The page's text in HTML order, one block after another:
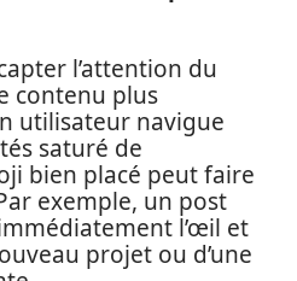
l’attention du
contenu plus
utilisateur navigue
saturé de
bien placé peut faire
exemple, un post
l’œil et
projet ou d’une